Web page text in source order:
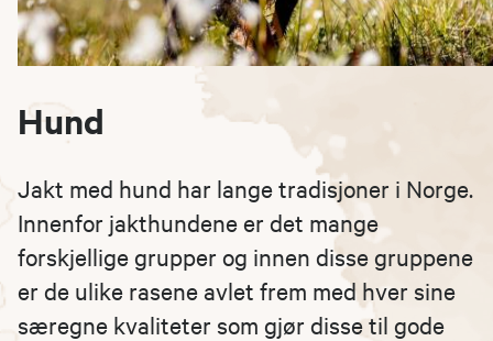
Hund
Jakt med hund har lange tradisjoner i Norge.
Innenfor jakthundene er det mange
forskjellige grupper og innen disse gruppene
er de ulike rasene avlet frem med hver sine
særegne kvaliteter som gjør disse til gode